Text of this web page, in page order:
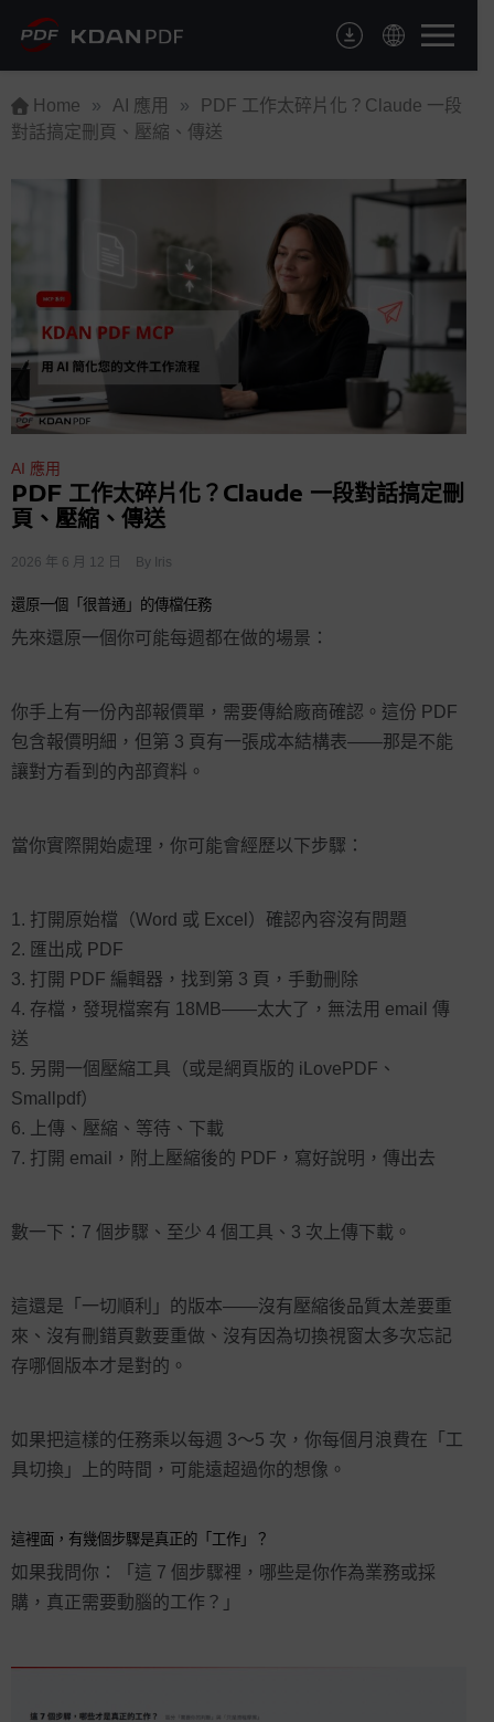
Home » AI 應用 »
PDF 工作太碎片化？Claude 一段
對話搞定刪頁、壓縮、傳送
AI 應用
PDF 工作太碎片化？Claude 一段對話搞定刪
頁、壓縮、傳送
2026 年 6 月 12 日 By Iris
還原一個「很普通」的傳檔任務
先來還原一個你可能每週都在做的場景：
你手上有一份內部報價單，需要傳給廠商確認。這份 PDF
包含報價明細，但第 3 頁有一張成本結構表——那是不能
讓對方看到的內部資料。
當你實際開始處理，你可能會經歷以下步驟：
打開原始檔（Word 或 Excel）確認內容沒有問題
匯出成 PDF
打開 PDF 編輯器，找到第 3 頁，手動刪除
存檔，發現檔案有 18MB——太大了，無法用 email 傳
送
另開一個壓縮工具（或是網頁版的 iLovePDF、
Smallpdf）
上傳、壓縮、等待、下載
打開 email，附上壓縮後的 PDF，寫好說明，傳出去
數一下：7 個步驟、至少 4 個工具、3 次上傳下載。
這還是「一切順利」的版本——沒有壓縮後品質太差要重
來、沒有刪錯頁數要重做、沒有因為切換視窗太多次忘記
存哪個版本才是對的。
如果把這樣的任務乘以每週 3～5 次，你每個月浪費在「工
具切換」上的時間，可能遠超過你的想像。
這裡面，有幾個步驟是真正的「工作」？
如果我問你：「這 7 個步驟裡，哪些是你作為業務或採
購，真正需要動腦的工作？」